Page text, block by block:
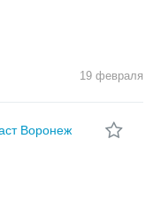
19 февраля